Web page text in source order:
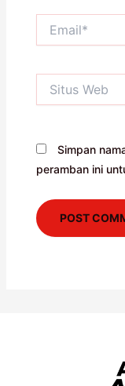
Web
Simpan
peramban ini